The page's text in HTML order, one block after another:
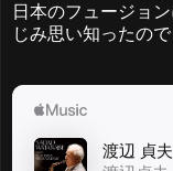
日本のフュージョ
じみ思い知ったので